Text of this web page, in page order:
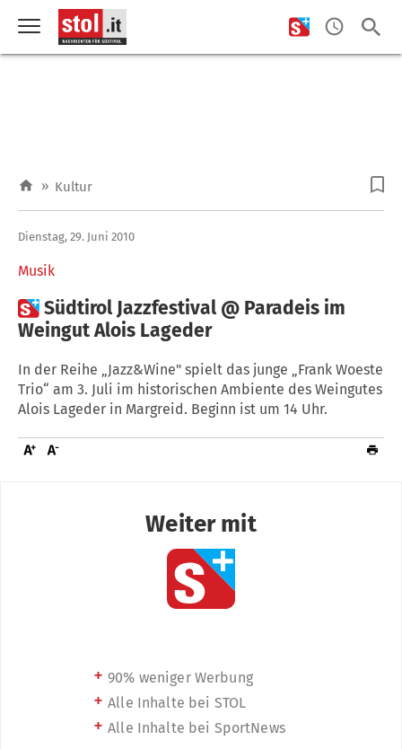
» Kultur
Musik
Dienstag, 29. Juni 2010
Südtirol Jazzfestival @ Paradeis im
Weingut Alois Lageder
In der Reihe „Jazz&Wine" spielt das junge „Frank Woeste
Trio“ am 3. Juli im historischen Ambiente des Weingutes
Alois Lageder in Margreid. Beginn ist um 14 Uhr.